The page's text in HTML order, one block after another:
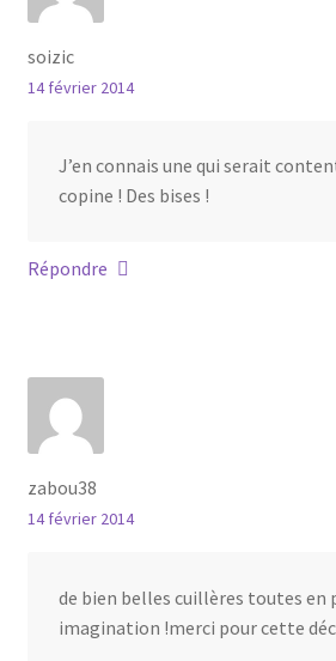
soizic
14 février 2014
J’en connais une qui serait
copine ! Des bises !
Répondre
zabou38
14 février 2014
de bien belles cuillères toutes en
imagination !merci pour cette